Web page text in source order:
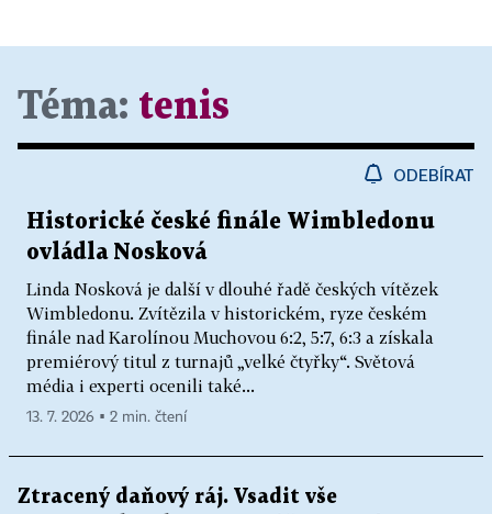
Téma: tenis
ODEBÍRAT
Historické české finále Wimbledonu
ovládla Nosková
Linda Nosková je další v dlouhé řadě českých vítězek
Wimbledonu. Zvítězila v historickém, ryze českém
finále nad Karolínou Muchovou 6:2, 5:7, 6:3 a získala
premiérový titul z turnajů „velké čtyřky“. Světová
média i experti ocenili také...
13. 7. 2026 ▪ 2 min. čtení
Ztracený daňový ráj. Vsadit vše